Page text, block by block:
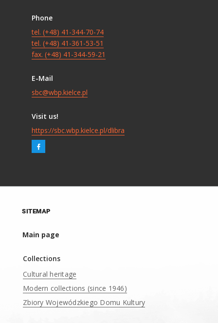
Phone
tel. (+48) 41-344-70-74
tel. (+48) 41-361-53-51
fax. (+48) 41-344-59-21
E-Mail
sbc@wbp.kielce.pl
Visit us!
https://sbc.wbp.kielce.pl/dlibra
SITEMAP
Main page
Collections
Cultural heritage
Modern collections (since 1946)
Zbiory Wojewódzkiego Domu Kultury